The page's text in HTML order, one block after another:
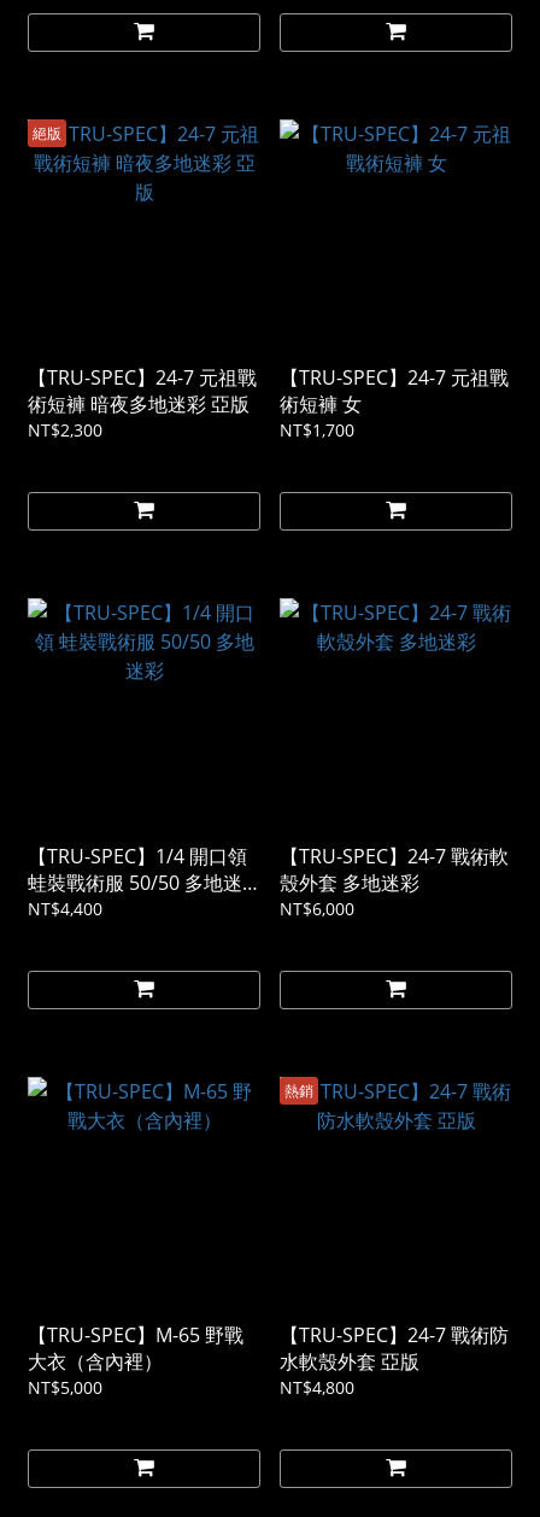
絕版
【TRU-SPEC】24-7 元祖戰
術短褲 暗夜多地迷彩 亞版
NT$2,300
【TRU-SPEC】24-7 元祖戰
術短褲 女
NT$1,700
【TRU-SPEC】1/4 開口領
蛙裝戰術服 50/50 多地迷
彩
NT$4,400
【TRU-SPEC】24-7 戰術軟
殼外套 多地迷彩
NT$6,000
【TRU-SPEC】M-65 野戰
大衣（含內裡）
NT$5,000
熱銷
【TRU-SPEC】24-7 戰術防
水軟殼外套 亞版
NT$4,800